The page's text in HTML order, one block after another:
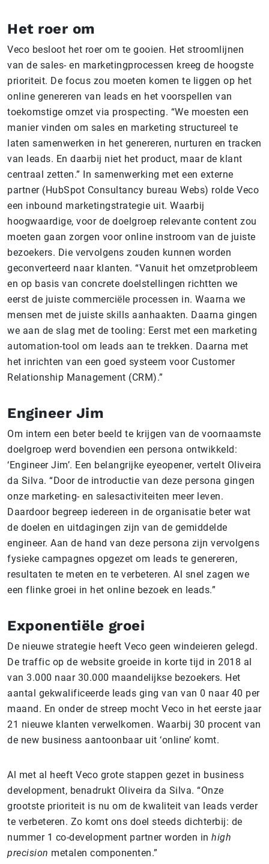
Het roer om
Veco besloot het roer om te gooien. Het stroomlijnen
van de sales- en marketingprocessen kreeg de hoogste
prioriteit. De focus zou moeten komen te liggen op het
online genereren van leads en het voorspellen van
toekomstige omzet via prospecting. “We moesten een
manier vinden om sales en marketing structureel te
laten samenwerken in het genereren, nurturen en tracken
van leads. En daarbij niet het product, maar de klant
centraal zetten.” In samenwerking met een externe
partner (HubSpot Consultancy bureau Webs) rolde Veco
een inbound marketingstrategie uit. Waarbij
hoogwaardige, voor de doelgroep relevante content zou
moeten gaan zorgen voor online instroom van de juiste
bezoekers. Die vervolgens zouden kunnen worden
geconverteerd naar klanten. “Vanuit het omzetprobleem
en op basis van concrete doelstellingen richtten we
eerst de juiste commerciële processen in. Waarna we
mensen met de juiste skills aanhaakten. Daarna gingen
we aan de slag met de tooling: Eerst met een marketing
automation-tool om leads aan te trekken. Daarna met
het inrichten van een goed systeem voor Customer
Relationship Management (CRM).”
Engineer Jim
Om intern een beter beeld te krijgen van de voornaamste
doelgroep werd bovendien een persona ontwikkeld:
‘Engineer Jim’. Een belangrijke eyeopener, vertelt Oliveira
da Silva. “Door de introductie van deze persona gingen
onze marketing- en salesactiviteiten meer leven.
Daardoor begreep iedereen in de organisatie beter wat
de doelen en uitdagingen zijn van de gemiddelde
engineer. Aan de hand van deze persona zijn vervolgens
fysieke campagnes opgezet om leads te genereren,
resultaten te meten en te verbeteren. Al snel zagen we
een flinke groei in het online bezoek en leads.”
Exponentiële groei
De nieuwe strategie heeft Veco geen windeieren gelegd.
De traffic op de website groeide in korte tijd in 2018 al
van 3.000 naar 30.000 maandelijkse bezoekers. Het
aantal gekwalificeerde leads ging van van 0 naar 40 per
maand. En onder de streep mocht Veco in het eerste jaar
21 nieuwe klanten verwelkomen. Waarbij 30 procent van
de new business aantoonbaar uit ‘online’ komt.
Al met al heeft Veco grote stappen gezet in business
development, benadrukt Oliveira da Silva. “Onze
grootste prioriteit is nu om de kwaliteit van leads verder
te verbeteren. Zo komt ons doel steeds dichterbij: de
nummer 1 co-development partner worden in high
precision metalen componenten.”